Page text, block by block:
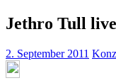
Jethro Tull
2. September 2011